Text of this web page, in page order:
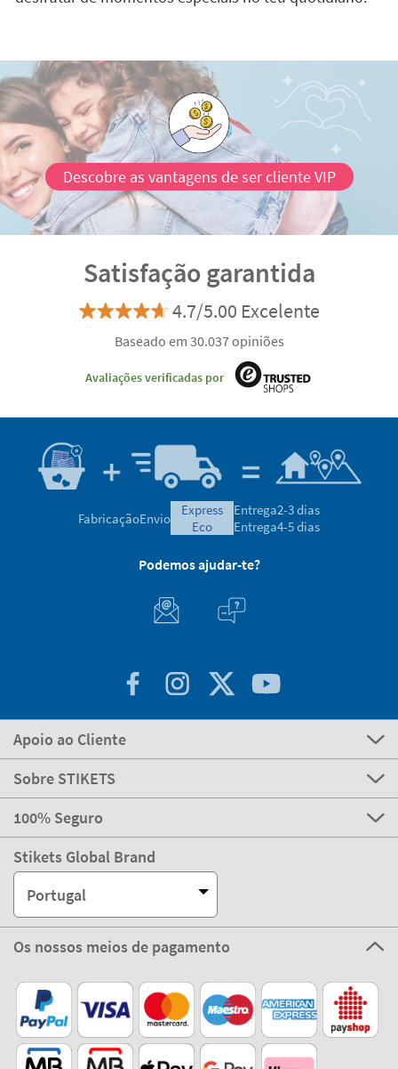
Descobre as vantagens de ser cliente VIP
Satisfação garantida
4.7/5.00 Excelente
Baseado em 30.037 opiniões
Avaliações verificadas por
FabricaçãoEnvio
express
eco
Entrega2-3 dias
Entrega4-5 dias
Podemos ajudar-te?
Apoio ao Cliente
Sobre STIKETS
100% Seguro
Stikets Global Brand
Portugal
Os nossos meios de pagamento